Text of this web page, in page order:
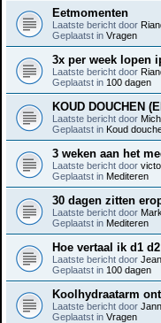
Eetmomenten
Laatste bericht door
Geplaatst in Vragen
3x per week lopen
Laatste bericht door
Geplaatst in 100 dagen
KOUD DOUCHEN
Laatste bericht door
Geplaatst in Koud
3 weken aan het
Laatste bericht door
Geplaatst in Mediteren
30 dagen zitten
Laatste bericht door
Geplaatst in Mediteren
Hoe vertaal ik d1
Laatste bericht door
Geplaatst in 100 dagen
Koolhydraatarm
Laatste bericht door
Geplaatst in Vragen